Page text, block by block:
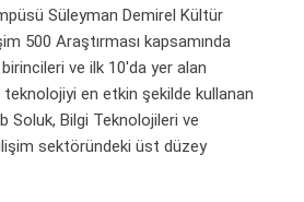
Süleyman Demirel Kültür
500 Araştırması kapsamında
ve ilk 10'da yer alan
en etkin şekilde kullanan
Soluk, Bilgi Teknolojileri ve
sektöründeki üst düzey